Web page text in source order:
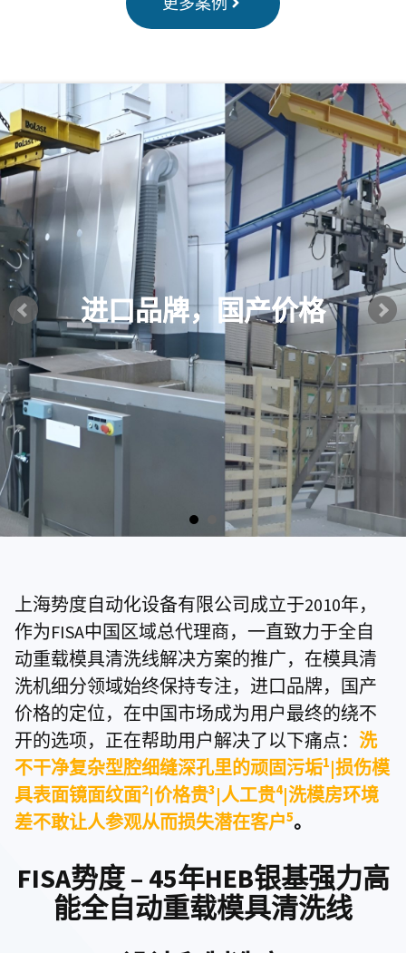
进口品牌，国产价格
进口品牌，国产价格
上海势度自动化设备有限公司成立于2010年，
作为FISA中国区域总代理商，一直致力于全自
动重载模具清洗线解决方案的推广，在模具清
洗机细分领域始终保持专注，进口品牌，国产
价格的定位，在中国市场成为用户最终的绕不
开的选项，正在帮助用户解决了以下痛点： 洗
不干净复杂型腔细缝深孔里的顽固污垢1|损伤模
具表面镜面纹面2|价格贵3|人工贵4|洗模房环境
差不敢让人参观从而损失潜在客户5。
FISA势度 – 45年HEB银基强力高
能全自动重载模具清洗线